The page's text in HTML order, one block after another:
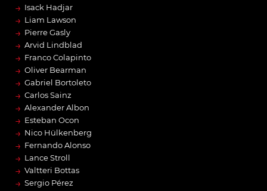
→ Isack Hadjar
→ Liam Lawson
→ Pierre Gasly
→ Arvid Lindblad
→ Franco Colapinto
→ Oliver Bearman
→ Gabriel Bortoleto
→ Carlos Sainz
→ Alexander Albon
→ Esteban Ocon
→ Nico Hülkenberg
→ Fernando Alonso
→ Lance Stroll
→ Valtteri Bottas
→ Sergio Pérez